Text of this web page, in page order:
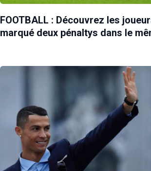
FOOTBALL : Découvrez les
marqué deux pénaltys dans le